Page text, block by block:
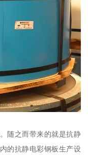
随之而带来的就是抗静
的抗静电彩钢板生产设